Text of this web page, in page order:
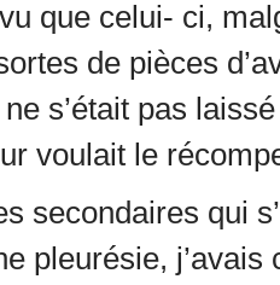
que celui- ci,
de pièces
s’était pas
voulait le
secondaires qui
pleurésie,